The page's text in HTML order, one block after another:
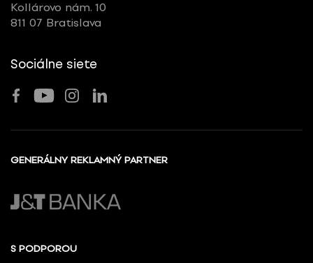
Kollárovo nám. 10
811 07 Bratislava
Sociálne siete
GENERÁLNY REKLAMNÝ PARTNER
S PODPOROU